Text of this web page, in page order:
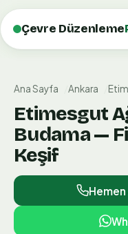
Çevre Düzenleme
Ana Sayfa Ankara
Etimesgut
Budama —
Keşif